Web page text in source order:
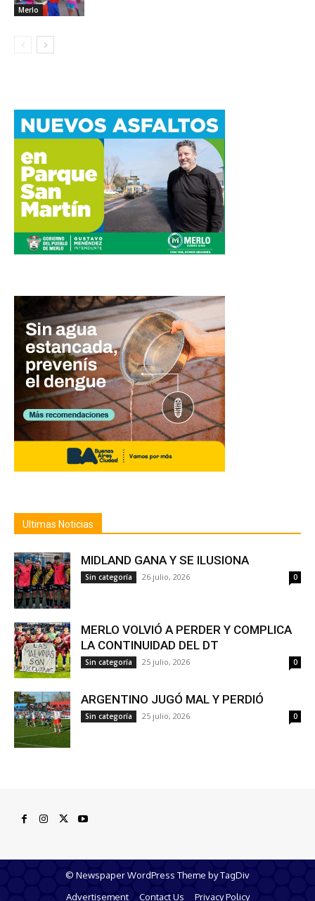
Merlo
Ultimas Noticias
MIDLAND GANA Y SE ILUSIONA
Sin categoría 26 julio, 2026 0
MERLO VOLVIÓ A PERDER Y COMPLICA
LA CONTINUIDAD DEL DT
Sin categoría 25 julio, 2026 0
ARGENTINO JUGÓ MAL Y PERDIÓ
Sin categoría 25 julio, 2026 0
© Newspaper WordPress Theme by TagDiv
Advertisement
Contact Us Privacy Policy